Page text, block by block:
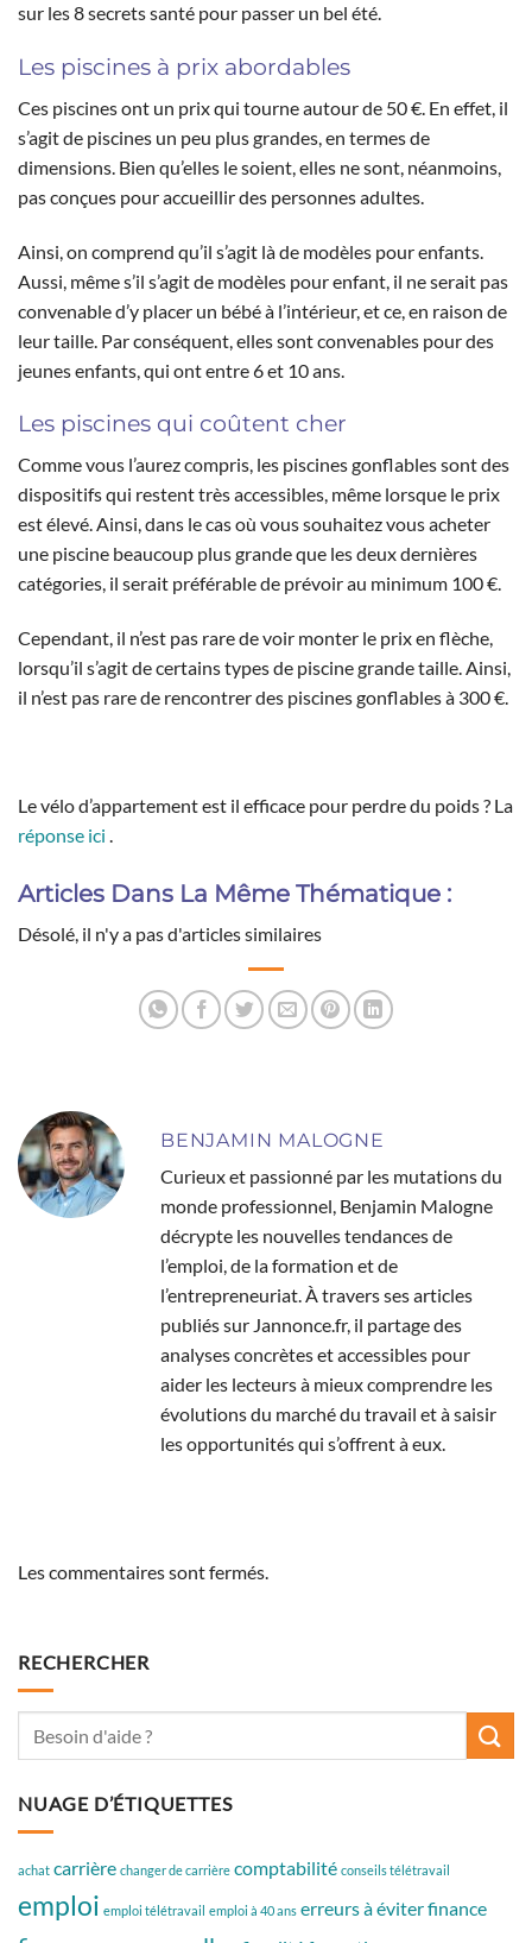
sur les 8 secrets santé pour passer un bel été.
Les piscines à prix abordables
Ces piscines ont un prix qui tourne autour de 50 €. En effet, il
s’agit de piscines un peu plus grandes, en termes de
dimensions. Bien qu’elles le soient, elles ne sont, néanmoins,
pas conçues pour accueillir des personnes adultes.
Ainsi, on comprend qu’il s’agit là de modèles pour enfants.
Aussi, même s’il s’agit de modèles pour enfant, il ne serait pas
convenable d’y placer un bébé à l’intérieur, et ce, en raison de
leur taille. Par conséquent, elles sont convenables pour des
jeunes enfants, qui ont entre 6 et 10 ans.
Les piscines qui coûtent cher
Comme vous l’aurez compris, les piscines gonflables sont des
dispositifs qui restent très accessibles, même lorsque le prix
est élevé. Ainsi, dans le cas où vous souhaitez vous acheter
une piscine beaucoup plus grande que les deux dernières
catégories, il serait préférable de prévoir au minimum 100 €.
Cependant, il n’est pas rare de voir monter le prix en flèche,
lorsqu’il s’agit de certains types de piscine grande taille. Ainsi,
il n’est pas rare de rencontrer des piscines gonflables à 300 €.
Le vélo d’appartement est il efficace pour perdre du poids ? La
réponse ici .
Articles Dans La Même Thématique :
Désolé, il n'y a pas d'articles similaires
BENJAMIN MALOGNE
Curieux et passionné par les mutations du
monde professionnel, Benjamin Malogne
décrypte les nouvelles tendances de
l’emploi, de la formation et de
l’entrepreneuriat. À travers ses articles
publiés sur Jannonce.fr, il partage des
analyses concrètes et accessibles pour
aider les lecteurs à mieux comprendre les
évolutions du marché du travail et à saisir
les opportunités qui s’offrent à eux.
Les commentaires sont fermés.
RECHERCHER
NUAGE D’ÉTIQUETTES
achat carrière changer de carrière comptabilité conseils télétravail
emploi emploi télétravail emploi à 40 ans erreurs à éviterfinance